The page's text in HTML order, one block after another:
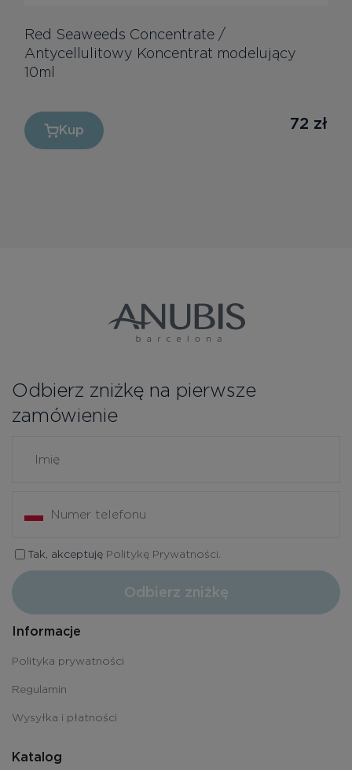
Red Seaweeds Concentrate /
Antycellulitowy Koncentrat modelujący
10ml
72 zł
Kup
Odbierz zniżkę na pierwsze
zamówienie
Tak, akceptuję Politykę Prywatności.
Odbierz zniżkę
Informacje
Polityka prywatności
Regulamin
Wysyłka i płatności
Katalog